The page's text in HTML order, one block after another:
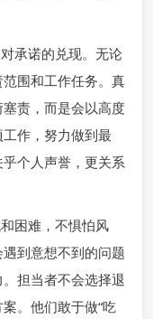
承诺的兑现。无论
围和工作任务。真
责，而是会以高度
作，努力做到最
个人声誉，更关系
困难，不惧怕风
到意想不到的问题
担当者不会选择退
。他们敢于做“吃